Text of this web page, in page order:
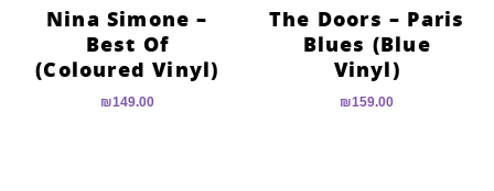
The Doors – Paris
Blues (Blue
Vinyl)
₪159.00
Nina Simone –
Best Of
(Coloured Vinyl)
₪149.00